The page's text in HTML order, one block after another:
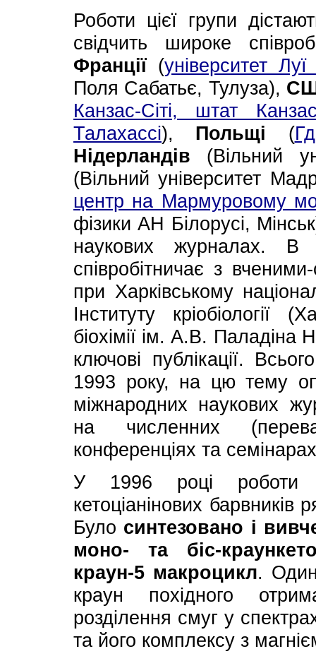
Роботи цієї групи
свідчить широке
Франції (університет
Поля Сабатьє, Тулуза),
Канзас-Сіті, штат
Талахассі), Польщі (
Нідерландів (Вільний
(Вільний університет
центр на Мармуровому
фізики АН Білорусі,
наукових журналах. В
співробітничає з вченими-
при Харківському
Інституту кріобіології
біохімії ім. А.В.
ключові публікації.
1993 року, на цю тему
міжнародних наукових
на численних
конференціях та
У 1996 році роботи
кетоціанінових барвників
Було синтезовано і
моно- та біс-
краун-5 макроцикл. Один
краун похідного
розділення смуг у
та його комплексу з